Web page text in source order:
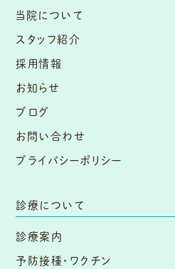
当院について
スタッフ紹介
採用情報
お知らせ
ブログ
お問い合わせ
プライバシーポリシー
診療について
診療案内
予防接種・ワクチン